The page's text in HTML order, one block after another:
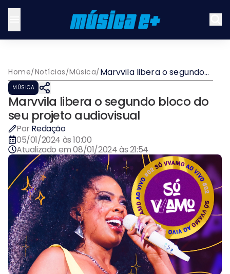
Home/Notícias/Música/Marvvila libera o segundo
bloco do seu projeto
MÚSICA
Marvvila libera o segundo bloco do
seu projeto audiovisual
Por Redação
05/01/2024 às 10:00
Atualizado em08/01/2024 às 21:54